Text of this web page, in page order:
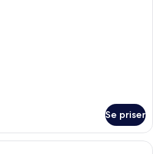
Se priser
Et hotelværelse med en stor seng,